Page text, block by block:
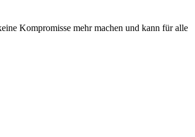
Kompromisse mehr machen und kann für alle